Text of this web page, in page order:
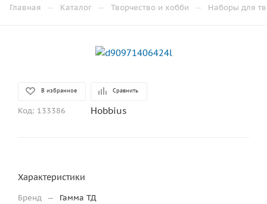
Главная — Каталог — Творчество и хобби — Наборы для
В избранное Сравнить
Код: 133386 Hobbius
Характеристики
Бренд — Гамма ТД